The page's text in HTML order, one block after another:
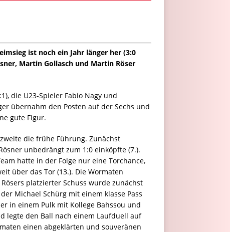
ist noch ein Jahr länger her (3:0
Martin Gollasch und Martin Röser
die U23-Spieler Fabio Nagy und
übernahm den Posten auf der Sechs und
gute Figur.
die frühe Führung. Zunächst
unbedrängt zum 1:0 einköpfte (7.).
hatte in der Folge nur eine Torchance,
über das Tor (13.). Die Wormaten
platzierter Schuss wurde zunächst
Michael Schürg mit einem klasse Pass
in einem Pulk mit Kollege Bahssou und
legte den Ball nach einem Laufduell auf
einen abgeklärten und souveränen